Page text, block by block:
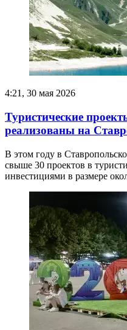
4:21, 30 мая 2026
Туристические
реализованы на
В этом году в
свыше 30 проектов в
инвестициями в размере